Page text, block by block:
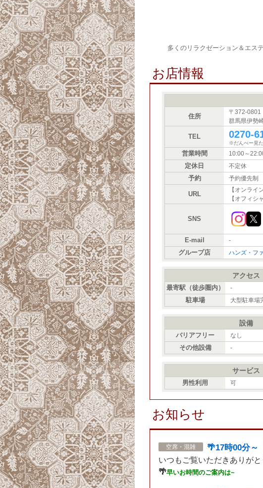
多くのリラクゼーション＆エス
お店情報
住所
〒372-0801
群馬県伊勢
TEL 0270-
※だんべー見た
営業時間 10:00～
定休日 不定休
予約 予約優先制
URL
【オンライ
【オフィシ
SNS
E-mail -
グループ店 ハンズ・フ
アクセス
最寄駅（徒歩圏内） -
駐車場 大型駐車場
設備
バリアフリー なし
その他設備 -
サービス
男性利用 可
お知らせ
空席・混雑 🌴17時00分
いつもご覧いただきありが
🌴早いお時間のご案内は~